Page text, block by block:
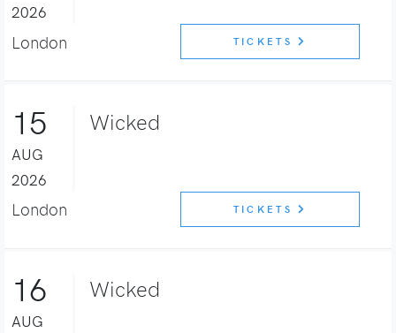
2026
London TICKETS
15
AUG
2026
Wicked
London TICKETS
16
AUG
Wicked